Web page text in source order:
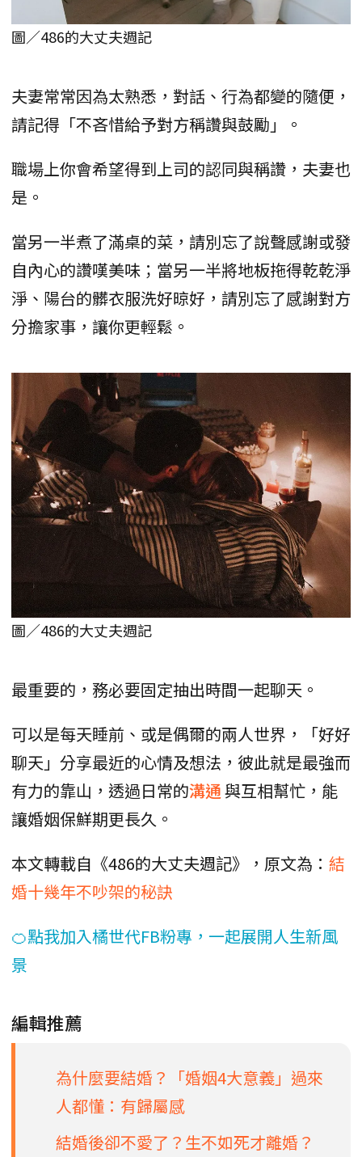
圖／486的大丈夫週記
夫妻常常因為太熟悉，對話、行為都變的隨便，
請記得「不吝惜給予對方稱讚與鼓勵」。
職場上你會希望得到上司的認同與稱讚，夫妻也
是。
當另一半煮了滿桌的菜，請別忘了說聲感謝或發
自內心的讚嘆美味；當另一半將地板拖得乾乾淨
淨、陽台的髒衣服洗好晾好，請別忘了感謝對方
分擔家事，讓你更輕鬆。
圖／486的大丈夫週記
最重要的，務必要固定抽出時間一起聊天。
可以是每天睡前、或是偶爾的兩人世界，「好好
聊天」分享最近的心情及想法，彼此就是最強而
有力的靠山，透過日常的溝通與互相幫忙，能
讓婚姻保鮮期更長久。
本文轉載自《486的大丈夫週記》，原文為： 結
婚十幾年不吵架的秘訣
🍊點我加入橘世代FB粉專，一起展開人生新風
景
編輯推薦
為什麼要結婚？「婚姻4大意義」過來
人都懂：有歸屬感
結婚後卻不愛了？生不如死才離婚？